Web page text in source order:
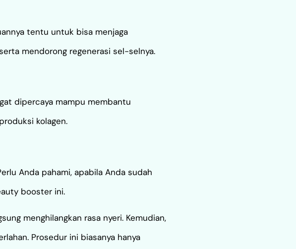
tentu untuk bisa menjaga
mendorong regenerasi sel-selnya.
dipercaya mampu membantu
kolagen.
Anda pahami, apabila Anda sudah
booster ini.
menghilangkan rasa nyeri. Kemudian,
Prosedur ini biasanya hanya